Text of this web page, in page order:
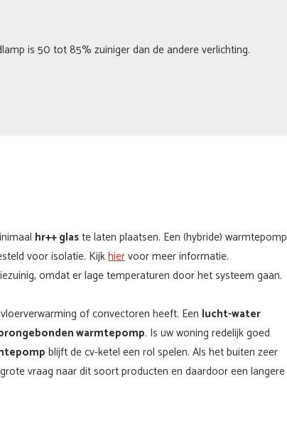
is 50 tot 85% zuiniger dan de andere verlichting.
hr++ glaste laten plaatsen. Een (hybride) warmtepomp
voor isolatie. Kijkhiervoor meer informatie.
omdat er lage temperaturen door het systeem gaan.
of convectoren heeft. Een lucht-water
warmtepomp. Is uw woning redelijk goed
blijft de cv-ketel een rol spelen. Als het buiten zeer
vraag naar dit soort producten en daardoor een langere